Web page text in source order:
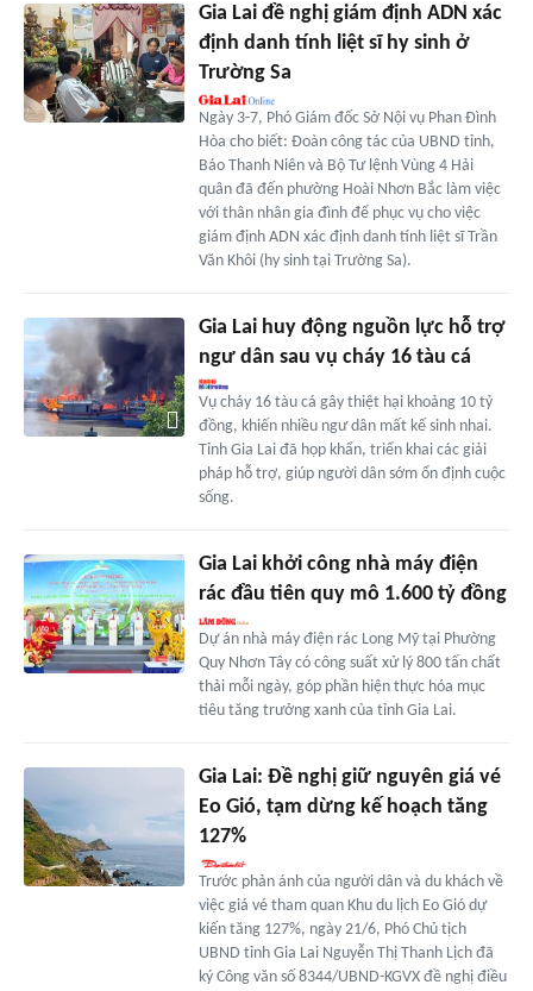
Gia Lai đề nghị giám định ADN xác
định danh tính liệt sĩ hy sinh ở
Trường Sa
Ngày 3-7, Phó Giám đốc Sở Nội vụ Phan Đình
Hòa cho biết: Đoàn công tác của UBND tỉnh,
Báo Thanh Niên và Bộ Tư lệnh Vùng 4 Hải
quân đã đến phường Hoài Nhơn Bắc làm việc
với thân nhân gia đình để phục vụ cho việc
giám định ADN xác định danh tính liệt sĩ Trần
Văn Khôi (hy sinh tại Trường Sa).
Gia Lai huy động nguồn lực hỗ trợ
ngư dân sau vụ cháy 16 tàu cá
Vụ cháy 16 tàu cá gây thiệt hại khoảng 10 tỷ
đồng, khiến nhiều ngư dân mất kế sinh nhai.
Tỉnh Gia Lai đã họp khẩn, triển khai các giải
pháp hỗ trợ, giúp người dân sớm ổn định cuộc
sống.
Gia Lai khởi công nhà máy điện
rác đầu tiên quy mô 1.600 tỷ đồng
Dự án nhà máy điện rác Long Mỹ tại Phường
Quy Nhơn Tây có công suất xử lý 800 tấn chất
thải mỗi ngày, góp phần hiện thực hóa mục
tiêu tăng trưởng xanh của tỉnh Gia Lai.
Gia Lai: Đề nghị giữ nguyên giá vé
Eo Gió, tạm dừng kế hoạch tăng
127%
Trước phản ánh của người dân và du khách về
việc giá vé tham quan Khu du lịch Eo Gió dự
kiến tăng 127%, ngày 21/6, Phó Chủ tịch
UBND tỉnh Gia Lai Nguyễn Thị Thanh Lịch đã
ký Công văn số 8344/UBND-KGVX đề nghị điều